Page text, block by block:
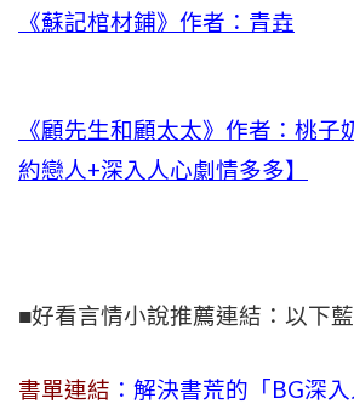
《蘇記棺材鋪》作者：青垚
《顧先生和顧太太》作者：桃子
約戀人+深入人心劇情多多】
■好看言情小說推薦連結：以下
書單連結 ：解決書荒的「BG深